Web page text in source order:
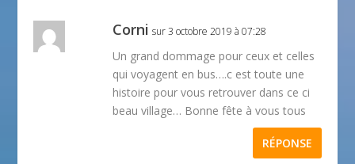
Corni sur 3 octobre 2019 à 07:28
Un grand dommage pour ceux et celles
qui voyagent en bus….c est toute une
histoire pour vous retrouver dans ce ci
beau village… Bonne fête à vous tous
RÉPONSE